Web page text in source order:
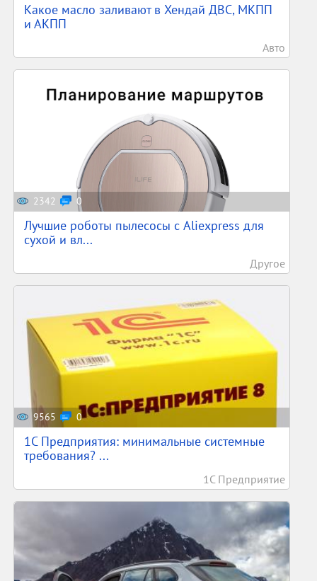
Какое масло заливают в Хендай ДВС, МКПП
и АКПП
Авто
2342 0
Лучшие роботы пылесосы с Aliexpress для
сухой и вл...
Другое
9565 0
1С Предприятия: минимальные системные
требования? ...
1С Предприятие